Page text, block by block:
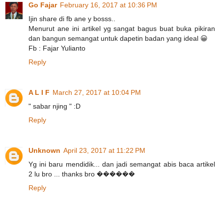
Go Fajar February 16, 2017 at 10:36 PM
Ijin share di fb ane y bosss..
Menurut ane ini artikel yg sangat bagus buat buka pikiran
dan bangun semangat untuk dapetin badan yang ideal 😀
Fb : Fajar Yulianto
Reply
A L I F March 27, 2017 at 10:04 PM
" sabar njing " :D
Reply
Unknown April 23, 2017 at 11:22 PM
Yg ini baru mendidik... dan jadi semangat abis baca artikel
2 lu bro ... thanks bro ������
Reply